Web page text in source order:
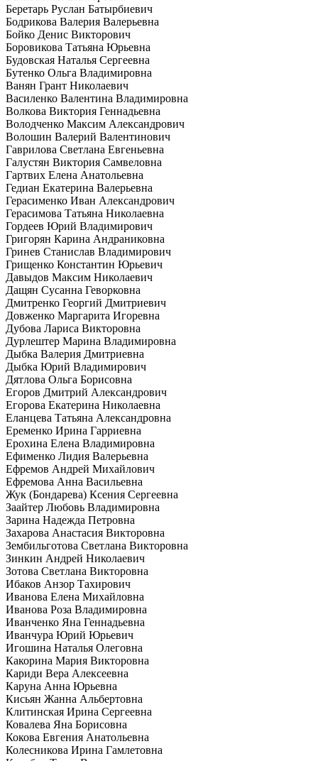
Беретарь Руслан Батырбиевич
Бодрикова Валерия Валерьевна
Бойко Денис Викторович
Боровикова Татьяна Юрьевна
Будовская Наталья Сергеевна
Бутенко Ольга Владимировна
Ванян Грант Николаевич
Василенко Валентина Владимировна
Волкова Виктория Геннадьевна
Володченко Максим Александрович
Волошин Валерий Валентинович
Гаврилова Светлана Евгеньевна
Галустян Виктория Самвеловна
Гартвих Елена Анатольевна
Гедиан Екатерина Валерьевна
Герасименко Иван Александрович
Герасимова Татьяна Николаевна
Гордеев Юрий Владимирович
Григорян Карина Андраниковна
Гринев Станислав Владимирович
Грищенко Константин Юрьевич
Давыдов Максим Николаевич
Дащян Сусанна Геворковна
Дмитренко Георгий Дмитриевич
Довженко Маргарита Игоревна
Дубова Лариса Викторовна
Дурлештер Марина Владимировна
Дыбка Валерия Дмитриевна
Дыбка Юрий Владимирович
Дятлова Ольга Борисовна
Егоров Дмитрий Александрович
Егорова Екатерина Николаевна
Еланцева Татьяна Александровна
Еременко Ирина Гарриевна
Ерохина Елена Владимировна
Ефименко Лидия Валерьевна
Ефремов Андрей Михайлович
Ефремова Анна Васильевна
Жук (Бондарева) Ксения Сергеевна
Заайтер Любовь Владимировна
Зарина Надежда Петровна
Захарова Анастасия Викторовна
Зембильготова Светлана Викторовна
Зинкин Андрей Николаевич
Зотова Светлана Викторовна
Ибаков Анзор Тахирович
Иванова Елена Михайловна
Иванова Роза Владимировна
Иванченко Яна Геннадьевна
Иванчура Юрий Юрьевич
Игошина Наталья Олеговна
Какорина Мария Викторовна
Кариди Вера Алексеевна
Каруна Анна Юрьевна
Кисьян Жанна Альбертовна
Клитинская Ирина Сергеевна
Ковалева Яна Борисовна
Кокова Евгения Анатольевна
Колесникова Ирина Гамлетовна